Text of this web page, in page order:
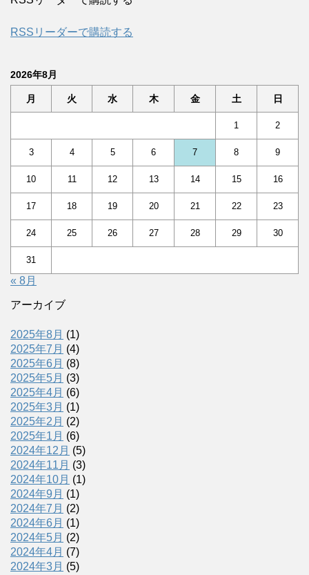
RSSリーダーで購読する
2026年8月
月 火 水 木 金 土 日
1 2
3 4 5 6 7 8 9
10 11 12 13 14 15 16
17 18 19 20 21 22 23
24 25 26 27 28 29 30
31
« 8月
アーカイブ
2025年8月 (1)
2025年7月 (4)
2025年6月 (8)
2025年5月 (3)
2025年4月 (6)
2025年3月 (1)
2025年2月 (2)
2025年1月 (6)
2024年12月 (5)
2024年11月 (3)
2024年10月 (1)
2024年9月 (1)
2024年7月 (2)
2024年6月 (1)
2024年5月 (2)
2024年4月 (7)
2024年3月 (5)